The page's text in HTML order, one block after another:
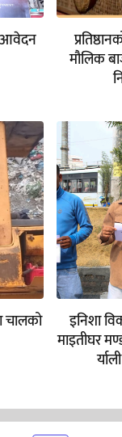
आवेदन
मौलिक
चालको
इनिशा
माइतीघर